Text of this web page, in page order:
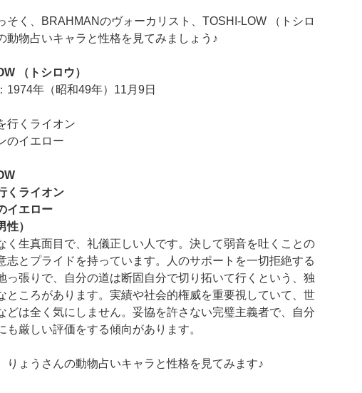
そく、BRAHMANのヴォーカリスト、TOSHI-LOW （トシロ
動物占いキャラと性格を見てみましょう♪
（トシロウ）
1974年（昭和49年）11月9日
行くライオン
のイエロー
くライオン
イエロー
性）
く生真面目で、礼儀正しい人です。決して弱音を吐くことの
志とプライドを持っています。人のサポートを一切拒絶する
っ張りで、自分の道は断固自分で切り拓いて行くという、独
ところがあります。実績や社会的権威を重要視していて、世
どは全く気にしません。妥協を許さない完璧主義者で、自分
も厳しい評価をする傾向があります。
りょうさんの動物占いキャラと性格を見てみます♪